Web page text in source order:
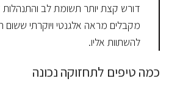
דורש קצת יותר תשומת לב
מקבלים מראה אלגנטי ויוקרתי ששום
להשתוות אליו.
כמה טיפים לתחזוקה נכונה